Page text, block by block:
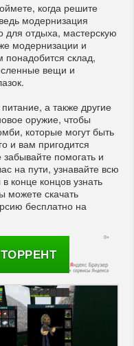
когда решите
модернизация
для отдыха, мастерскую
модернизации и
склад,
вещи и
а также другие
оружие, чтобы
которые могут быть
и вам пригодится
помогать и
на пути, узнавайте всю
концов узнать
можете скачать
бесплатно на